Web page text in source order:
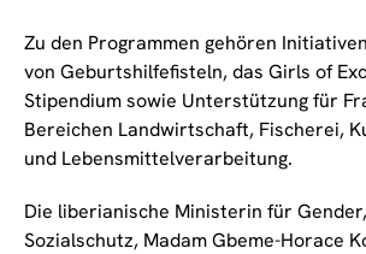
Zu den Programmen gehören
von Geburtshilfefisteln, das Girls of
Stipendium sowie Unterstützung für
Bereichen Landwirtschaft, Fischerei,
und Lebensmittelverarbeitung.
Die liberianische Ministerin für
Sozialschutz, Madam Gbeme-Horace